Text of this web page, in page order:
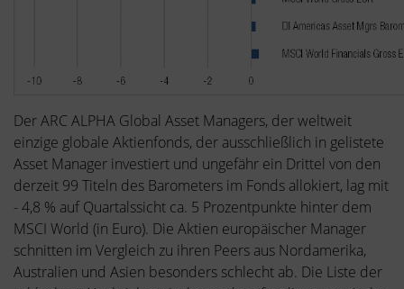
Der ARC ALPHA Global Asset Managers, der weltweit
einzige globale Aktienfonds, der ausschließlich in gelistete
Asset Manager investiert und ungefähr ein Drittel von den
derzeit 99 Titeln des Barometers im Fonds allokiert, lag mit
- 4,8 % auf Quartalssicht ca. 5 Prozentpunkte hinter dem
MSCI World (in Euro). Die Aktien europäischer Manager
schnitten im Vergleich zu ihren Peers aus Nordamerika,
Australien und Asien besonders schlecht ab. Die Liste der